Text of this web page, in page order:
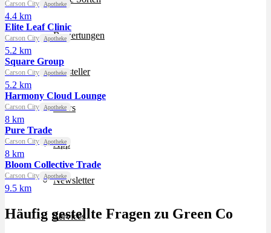
Bewertungen
Hersteller
News
App
Newsletter
Services
Carson City Apotheke
4.4 km
Elite Leaf Clinic
Carson City Apotheke
5.2 km
Square Group
Carson City Apotheke
5.2 km
Harmony Cloud Lounge
Carson City Apotheke
8 km
Pure Trade
Carson City Apotheke
8 km
Bloom Collective Trade
Carson City Apotheke
9.5 km
Häufig gestellte Fragen zu Green Co